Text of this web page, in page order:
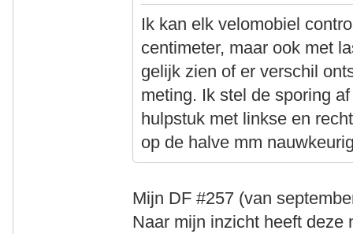
Ik kan elk velomobiel
centimeter, maar ook met
gelijk zien of er verschil
meting. Ik stel de sporing
hulpstuk met linkse en
op de halve mm
Mijn DF #257 (van
Naar mijn inzicht heeft deze